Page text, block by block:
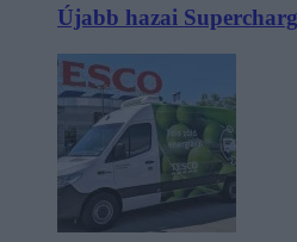
Újabb hazai